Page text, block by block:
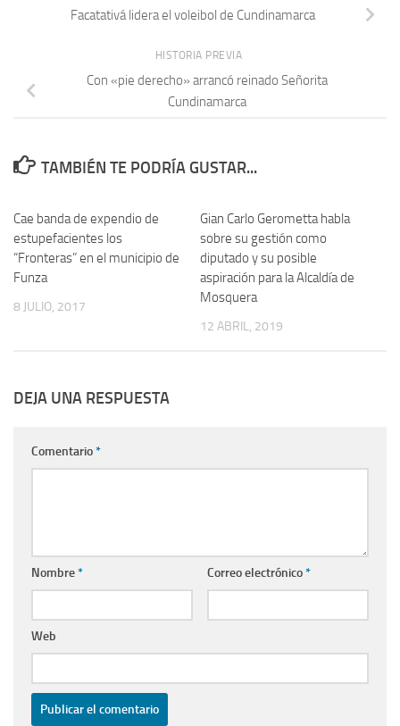
Facatativá lidera el voleibol de Cundinamarca
HISTORIA PREVIA
Con «pie derecho» arrancó reinado Señorita
Cundinamarca
TAMBIÉN TE PODRÍA GUSTAR...
Cae banda de expendio de
estupefacientes los
“Fronteras” en el municipio de
Funza
8 JULIO, 2017
Gian Carlo Gerometta habla
sobre su gestión como
diputado y su posible
aspiración para la Alcaldía de
Mosquera
12 ABRIL, 2019
DEJA UNA RESPUESTA
Comentario*
Nombre* Correo electrónico*
Web